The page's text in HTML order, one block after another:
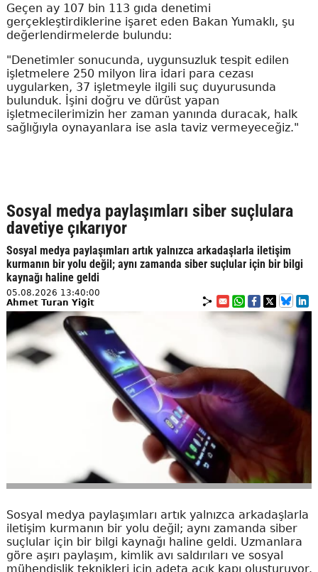
Geçen ay 107 bin 113 gıda denetimi
gerçekleştirdiklerine işaret eden Bakan Yumaklı, şu
değerlendirmelerde bulundu:
"Denetimler sonucunda, uygunsuzluk tespit edilen
işletmelere 250 milyon lira idari para cezası
uygularken, 37 işletmeyle ilgili suç duyurusunda
bulunduk. İşini doğru ve dürüst yapan
işletmecilerimizin her zaman yanında duracak, halk
sağlığıyla oynayanlara ise asla taviz vermeyeceğiz."
Sosyal medya paylaşımları siber suçlulara
davetiye çıkarıyor
Sosyal medya paylaşımları artık yalnızca arkadaşlarla iletişim
kurmanın bir yolu değil; aynı zamanda siber suçlular için bir bilgi
kaynağı haline geldi
05.08.2026 13:40:00
Ahmet Turan Yiğit
Sosyal medya paylaşımları artık yalnızca arkadaşlarla
iletişim kurmanın bir yolu değil; aynı zamanda siber
suçlular için bir bilgi kaynağı haline geldi. Uzmanlara
göre aşırı paylaşım, kimlik avı saldırıları ve sosyal
mühendislik teknikleri için adeta açık kapı oluşturuyor.